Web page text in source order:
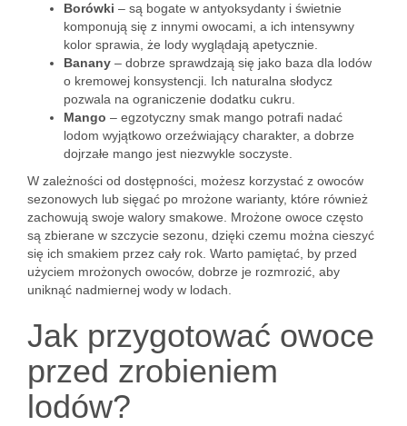
Borówki – są bogate w antyoksydanty i świetnie
komponują się z innymi owocami, a ich intensywny
kolor sprawia, że lody wyglądają apetycznie.
Banany – dobrze sprawdzają się jako baza dla lodów
o kremowej konsystencji. Ich naturalna słodycz
pozwala na ograniczenie dodatku cukru.
Mango – egzotyczny smak mango potrafi nadać
lodom wyjątkowo orzeźwiający charakter, a dobrze
dojrzałe mango jest niezwykle soczyste.
W zależności od dostępności, możesz korzystać z owoców
sezonowych lub sięgać po mrożone warianty, które również
zachowują swoje walory smakowe. Mrożone owoce często
są zbierane w szczycie sezonu, dzięki czemu można cieszyć
się ich smakiem przez cały rok. Warto pamiętać, by przed
użyciem mrożonych owoców, dobrze je rozmrozić, aby
uniknąć nadmiernej wody w lodach.
Jak przygotować owoce
przed zrobieniem
lodów?